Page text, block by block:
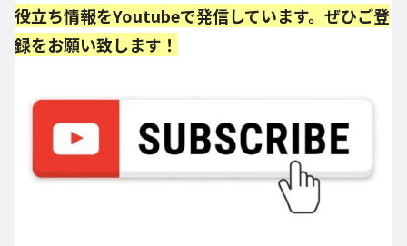
役立ち情報をYoutubeで発信しています。ぜひご登
録をお願い致します！